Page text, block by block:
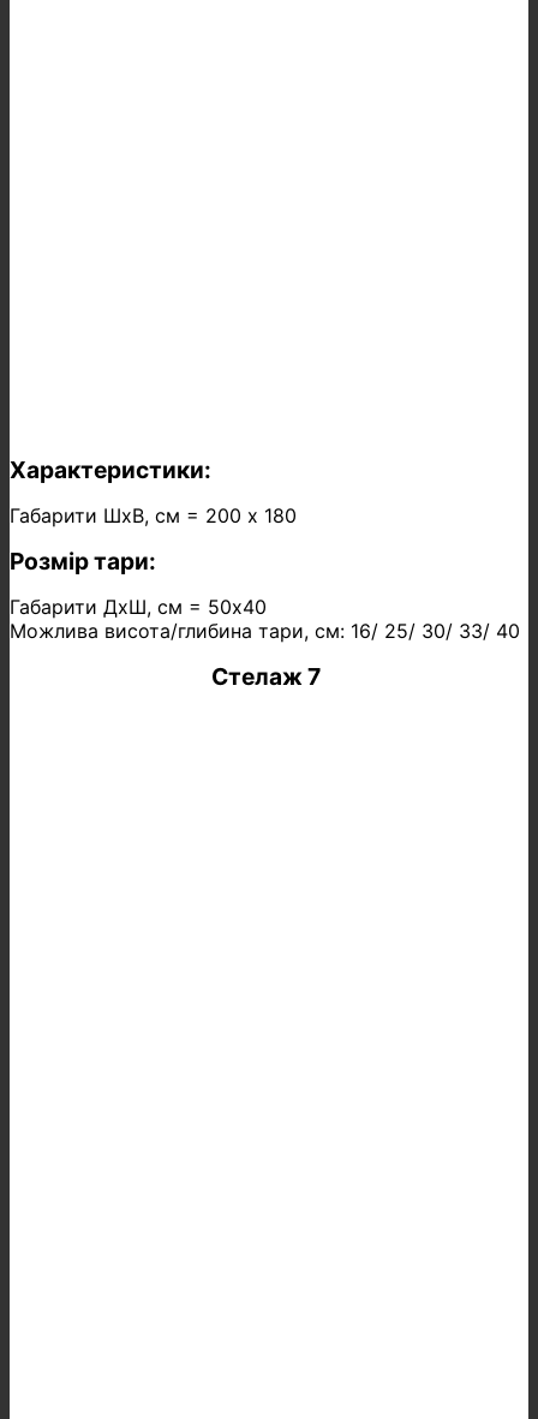
Характеристики:
Габарити ШхВ, см = 200 х 180
Розмір тари:
Габарити ДхШ, см = 50х40
Можлива висота/глибина тари, см: 16/ 25/ 30/ 33/ 40
Стелаж 7